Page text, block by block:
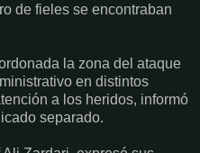
de fieles se encontraban
la zona del ataque
en distintos
a los heridos, informó
separado.